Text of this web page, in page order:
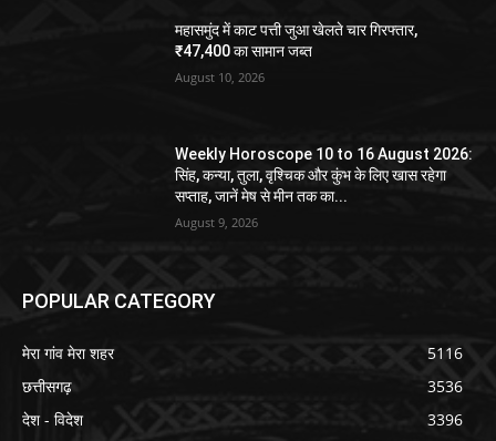
महासमुंद में काट पत्ती जुआ खेलते चार गिरफ्तार,
₹47,400 का सामान जब्त
August 10, 2026
Weekly Horoscope 10 to 16 August 2026:
सिंह, कन्या, तुला, वृश्चिक और कुंभ के लिए खास रहेगा
सप्ताह, जानें मेष से मीन तक का...
August 9, 2026
POPULAR CATEGORY
मेरा गांव मेरा शहर
5116
छत्तीसगढ़
3536
देश - विदेश
3396